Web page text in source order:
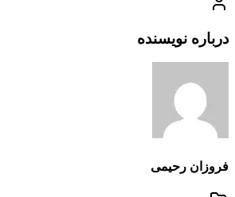
درباره نویسنده
فروزان رحیمی